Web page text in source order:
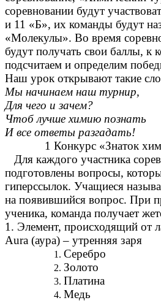
соревновании будут
и 11 «Б», их команды будут
«Молекулы». Во время
будут получать свои баллы, к
подсчитаем и определим
Наш урок открывают такие
Мы начинаем наш турнир,
Для чего и зачем?
Чтоб лучше химию познать
И все ответы разгадать!
1 Конкурс «Знаток
Для каждого участника
подготовлены вопросы,
гиперссылок. Учащиеся
на появившийся вопрос. При
ученика, команда получает
1. Элемент, происходящий от
Aura (аура) – утренняя заря
Серебро
Золото
Платина
Медь